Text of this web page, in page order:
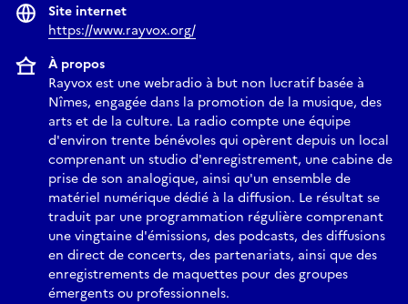
Site internet
https://www.rayvox.org/
À propos
Rayvox est une webradio à but non lucratif basée à
Nîmes, engagée dans la promotion de la musique, des
arts et de la culture. La radio compte une équipe
d'environ trente bénévoles qui opèrent depuis un local
comprenant un studio d'enregistrement, une cabine de
prise de son analogique, ainsi qu'un ensemble de
matériel numérique dédié à la diffusion. Le résultat se
traduit par une programmation régulière comprenant
une vingtaine d'émissions, des podcasts, des diffusions
en direct de concerts, des partenariats, ainsi que des
enregistrements de maquettes pour des groupes
émergents ou professionnels.